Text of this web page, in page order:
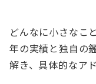
どんなに小さなこ
年の実績と独自の
解き、具体的なア